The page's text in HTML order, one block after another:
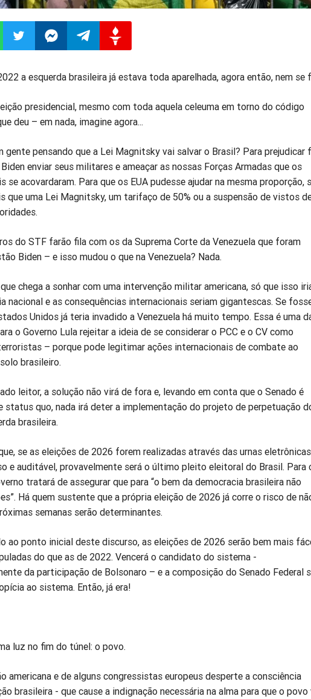
TwitterMessenger
Telegram
Gettr
a esquerda brasileira já estava toda aparelhada, agora então, nem se
presidencial, mesmo com toda aquela celeuma em torno do código
deu – em nada, imagine agora...
gente pensando que a Lei Magnitsky vai salvar o Brasil? Para prejudicar
enviar seus militares e ameaçar as nossas Forças Armadas que os
se acovardaram. Para que os EUA pudesse ajudar na mesma proporção,
que uma Lei Magnitsky, um tarifaço de 50% ou a suspensão de vistos
do STF farão fila com os da Suprema Corte da Venezuela que foram
Biden – e isso mudou o que na Venezuela? Nada.
chega a sonhar com uma intervenção militar americana, só que isso
nacional e as consequências internacionais seriam gigantescas. Se
Unidos já teria invadido a Venezuela há muito tempo. Essa é uma
o Governo Lula rejeitar a ideia de se considerar o PCC e o CV como
– porque pode legitimar ações internacionais de combate ao
brasileiro.
leitor, a solução não virá de fora e, levando em conta que o Senado é
status quo, nada irá deter a implementação do projeto de perpetuação
brasileira.
se as eleições de 2026 forem realizadas através das urnas
e auditável, provavelmente será o último pleito eleitoral do Brasil. Para
tratará de assegurar que para “o bem da democracia brasileira não
Há quem sustente que a própria eleição de 2026 já corre o risco de
semanas serão determinantes.
ao ponto inicial deste discurso, as eleições de 2026 serão bem mais
do que as de 2022. Vencerá o candidato do sistema -
da participação de Bolsonaro – e a composição do Senado Federal
ao sistema. Então, já era!
luz no fim do túnel: o povo.
americana e de alguns congressistas europeus desperte a consciência
brasileira - que cause a indignação necessária na alma para que o povo